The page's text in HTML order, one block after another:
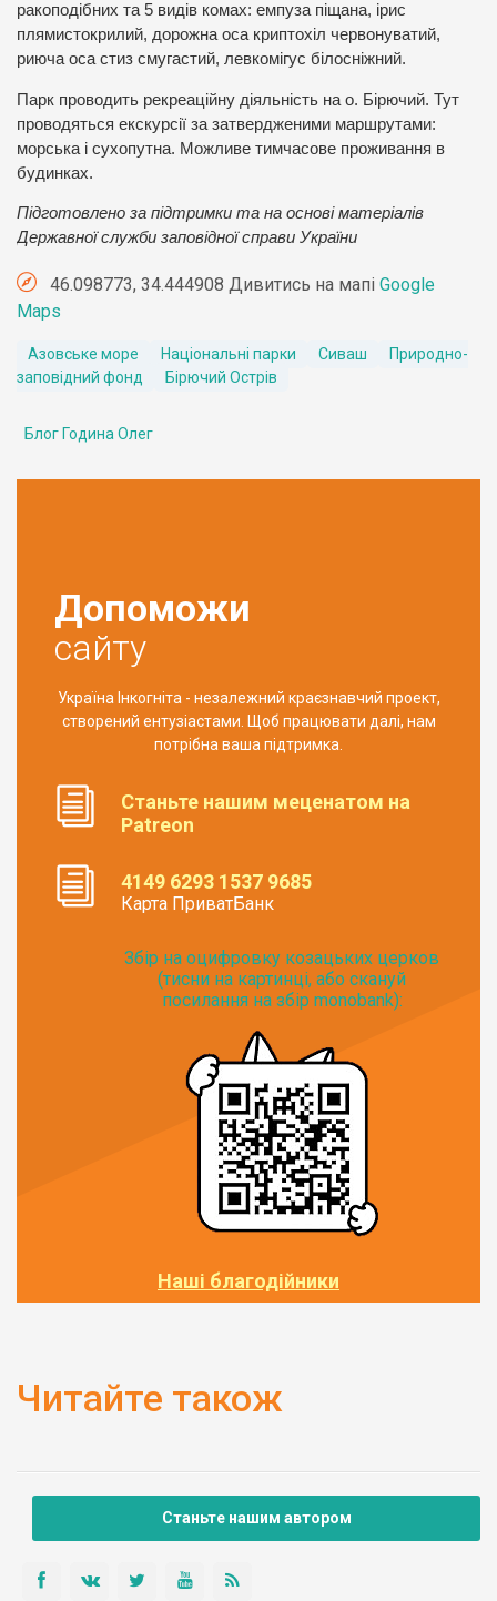
ракоподібних та 5 видів комах: емпуза піщана, ірис
плямистокрилий, дорожна оса криптохіл червонуватий,
риюча оса стиз смугастий, левкомігус білосніжний.
Парк проводить рекреаційну діяльність на о. Бірючий. Тут
проводяться екскурсії за затвердженими маршрутами:
морська і сухопутна. Можливе тимчасове проживання в
будинках.
Підготовлено за підтримки та на основі матеріалів
Державної служби заповідної справи України
46.098773, 34.444908 Дивитись на мапі Google
Maps
Азовське море Національні парки Сиваш
Природно-
заповідний фонд
Бірючий Острів
Блог Година Олег
Допоможи
сайту
Україна Інкогніта - незалежний краєзнавчий проект,
створений ентузіастами. Щоб працювати далі, нам
потрібна ваша підтримка.
Станьте нашим меценатом на
Patreon
4149 6293 1537 9685
Карта ПриватБанк
Збір на оцифровку козацьких церков
(тисни на картинці, або скануй
посилання на збір monobank):
Наші благодійники
Читайте також
Станьте нашим автором